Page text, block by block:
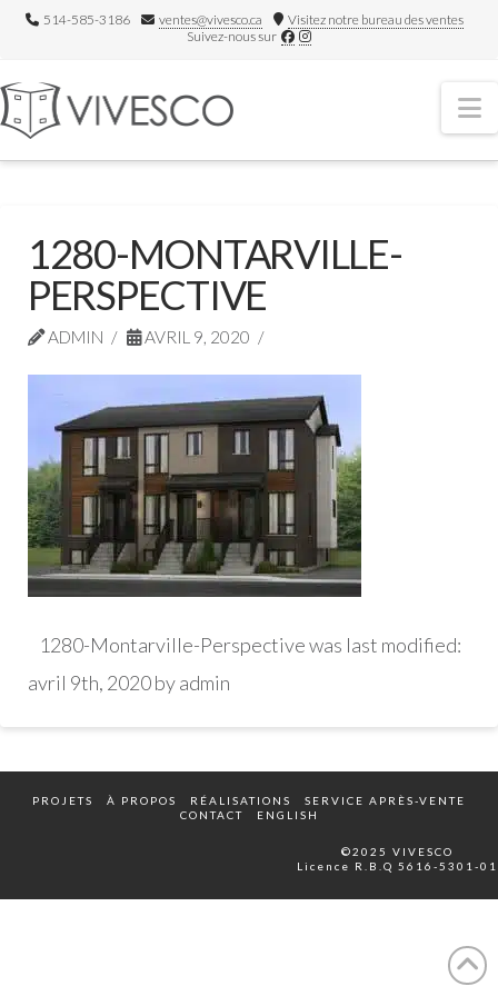
514-585-3186 ventes@vivesco.ca
Visitez notre bureau des ventes
Suivez-nous sur
1280-MONTARVILLE-
PERSPECTIVE
ADMIN AVRIL 9, 2020
1280-Montarville-Perspectivewas last modified:
avril 9th, 2020byadmin
PROJETS À PROPOS RÉALISATIONS
SERVICE APRÈS-VENTE
CONTACT
ENGLISH
©2025 VIVESCO
Licence R.B.Q 5616-5301-01